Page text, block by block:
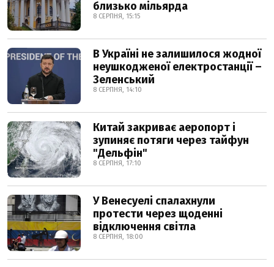
близько мільярда
8 СЕРПНЯ, 15:15
В Україні не залишилося жодної
неушкодженої електростанції –
Зеленський
8 СЕРПНЯ, 14:10
Китай закриває аеропорт і
зупиняє потяги через тайфун
"Дельфін"
8 СЕРПНЯ, 17:10
У Венесуелі спалахнули
протести через щоденні
відключення світла
8 СЕРПНЯ, 18:00